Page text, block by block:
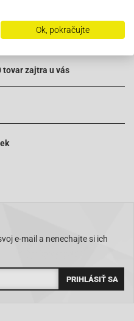
2003-2010
2001-2005
01-2008
2002-2009
vyškoleným personálom
tovar zajtra u vás
e-mail a nenechajte si ich
Ok, pokračujte